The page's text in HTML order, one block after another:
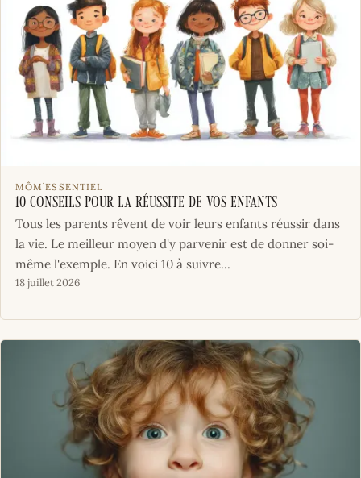
MÔM’ESSENTIEL
10 Conseils pour la réussite de vos enfants
Tous les parents rêvent de voir leurs enfants réussir dans
la vie. Le meilleur moyen d'y parvenir est de donner soi-
même l'exemple. En voici 10 à suivre...
18 juillet 2026